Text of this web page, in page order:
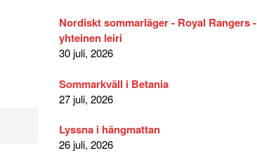
Nordiskt sommarläger - Royal Rangers -
yhteinen leiri
30 juli, 2026
Sommarkväll i Betania
27 juli, 2026
Lyssna i hängmattan
26 juli, 2026